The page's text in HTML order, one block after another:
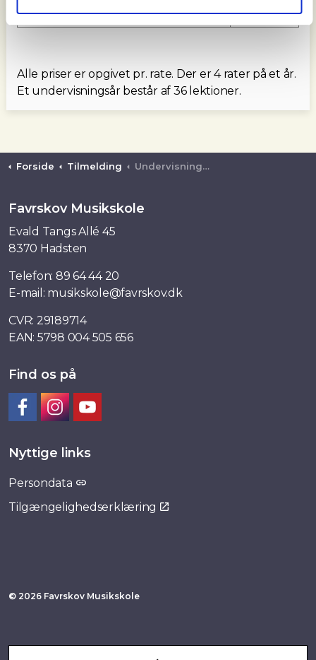
Administrationsgebyr årligt 100 kr
Alle priser er opgivet pr. rate. Der er 4 rater på et år.
Et undervisningsår består af 36 lektioner.
Forside Tilmelding Undervisning på hold
Favrskov Musikskole
Evald Tangs Allé 45
8370 Hadsten
Telefon: 89 64 44 20
E-mail: musikskole@favrskov.dk
CVR: 29189714
EAN: 5798 004 505 656
Find os på
Nyttige links
Persondata
Tilgængelighedserklæring
© 2026 Favrskov Musikskole